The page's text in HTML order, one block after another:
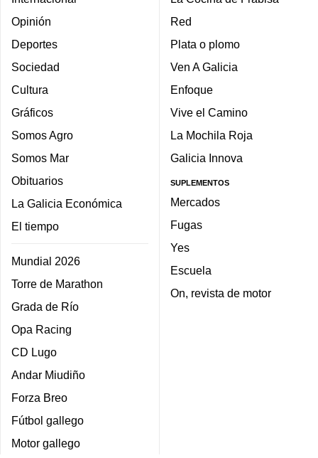
Opinión
Deportes
Sociedad
Cultura
Gráficos
Somos Agro
Somos Mar
Obituarios
La Galicia Económica
El tiempo
Mundial 2026
Torre de Marathon
Grada de Río
Opa Racing
CD Lugo
Andar Miudiño
Forza Breo
Fútbol gallego
Motor gallego
Red
Plata o plomo
Ven A Galicia
Enfoque
Vive el Camino
La Mochila Roja
Galicia Innova
SUPLEMENTOS
Mercados
Fugas
Yes
Escuela
On, revista de motor